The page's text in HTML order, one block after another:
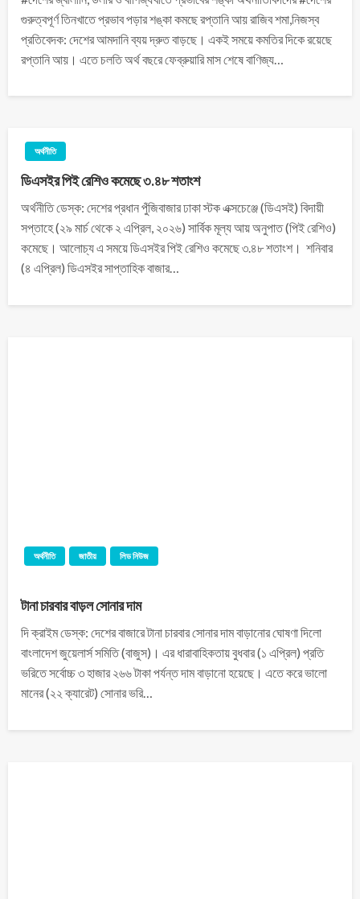
গুরুত্বপূর্ণ তিনখাতে প্রভাব পড়ার শঙ্কা কমছে রপ্তানি আয় রাজিব শমা,নিজস্ব
প্রতিবেদক: দেশের আমদানি ব্যয় দ্রুত বাড়ছে। একই সময়ে কমতির দিকে রয়েছে
রপ্তানি আয়। এতে চলতি অর্থ বছরে ফেব্রুয়ারি মাস শেষে বাণিজ্য…
অর্থনীতি
ডিএসইর পিই রেশিও কমেছে ৩.৪৮ শতাংশ
অর্থনীতি ডেস্ক: ‎দেশের প্রধান পুঁজিবাজার ঢাকা স্টক এক্সচেঞ্জে (ডিএসই) বিদায়ী
সপ্তাহে (২৯ মার্চ থেকে ২ এপ্রিল, ২০২৬) সার্বিক মূল্য আয় অনুপাত (পিই রেশিও)
কমেছে। আলোচ্য এ সময়ে ডিএসইর পিই রেশিও কমেছে ৩.৪৮ শতাংশ। ‎ ‎শনিবার
(৪ এপ্রিল) ডিএসইর সাপ্তাহিক বাজার…
অর্থনীতি জাতীয় লিড নিউজ
টানা চারবার বাড়ল সোনার দাম
দি ক্রাইম ডেস্ক: দেশের বাজারে টানা চারবার সোনার দাম বাড়ানোর ঘোষণা দিলো
বাংলাদেশ জুয়েলার্স সমিতি (বাজুস)। এর ধারাবাহিকতায় বুধবার (১ এপ্রিল) প্রতি
ভরিতে সর্বোচ্চ ৩ হাজার ২৬৬ টাকা পর্যন্ত দাম বাড়ানো হয়েছে। এতে করে ভালো
মানের (২২ ক্যারেট) সোনার ভরি…